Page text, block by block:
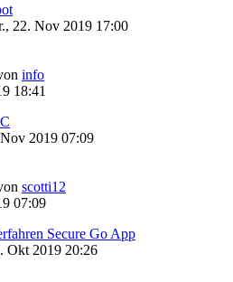
22. Nov 2019 17:00
info
18:41
2019 07:09
scotti12
07:09
Secure Go App
Okt 2019 20:26